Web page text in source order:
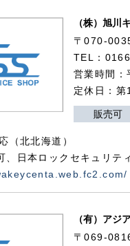
（株）旭川
〒070-
TEL：
営業時間
定休日：第
販売可
（北北海道）
、日本ロックセキュリテ
（有）アジ
〒069-